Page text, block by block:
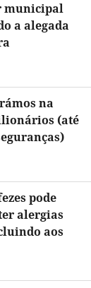
municipal
a alegada
na
(até
pode
alergias
aos